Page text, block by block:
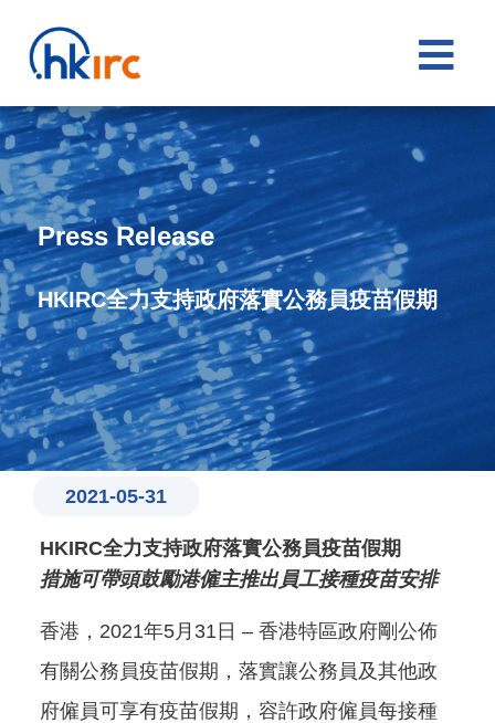

Press Release
HKIRC全力支持政府落實公務員疫苗假期
2021-05-31
HKIRC全力支持政府落實公務員疫苗假期
措施可帶頭鼓勵港僱主推出員工接種疫苗安排
香港，2021年5月31日 – 香港特區政府剛公佈
有關公務員疫苗假期，落實讓公務員及其他政
府僱員可享有疫苗假期，容許政府僱員每接種